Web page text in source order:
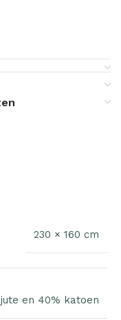
230 × 160 cm
en 40% katoen